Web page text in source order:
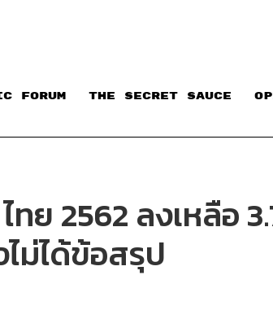
FORUM THE SECRET SAUCE​
ย 2562 ลงเหลือ
ม่ได้ข้อสรุป